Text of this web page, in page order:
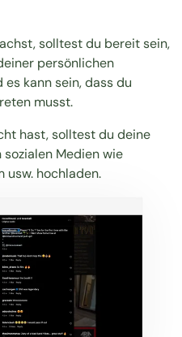
solltest du bereit sein,
persönlichen
kann sein, dass du
musst.
hast, solltest du deine
Medien wie
usw. hochladen.